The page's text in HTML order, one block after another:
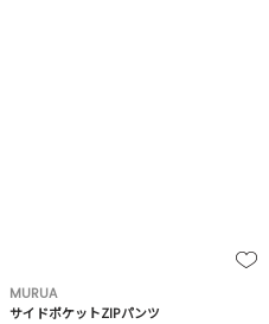
MURUA
サイドポケットZIPパンツ